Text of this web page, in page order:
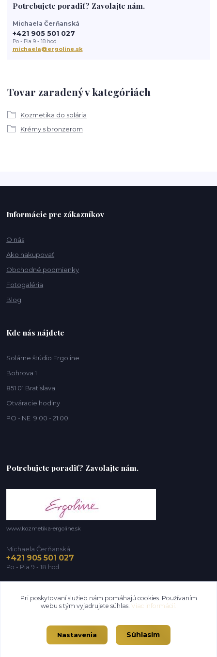
Tovar zaradený v kategóriách
Kozmetika do solária
Krémy s bronzerom
Potrebujete poradiť? Zavolajte nám.
Michaela Čerňanská
+421 905 501 027
Po - Pia 9 - 18 hod
michaela@ergoline.sk
Informácie pre zákazníkov
O nás
Ako nakupovať
Obchodné podmienky
Fotogaléria
Blog
Kde nás nájdete
Solárne štúdio Ergoline
Bohrova 1
851 01 Bratislava
Otváracie hodiny
PO - NE 9:00 - 21:00
Potrebujete poradiť? Zavolajte nám.
www.kozmetika-ergoline.sk
Michaela Čerňanská
+421 905 501 027
Po - Pia 9 - 18 hod
Pri poskytovaní služieb nám pomáhajú cookies. Používaním
webu s tým vyjadrujete súhlas. Viac informácií.
Nastavenia Súhlasím